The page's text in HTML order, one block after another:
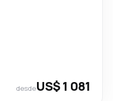
desdeUS$ 1 081